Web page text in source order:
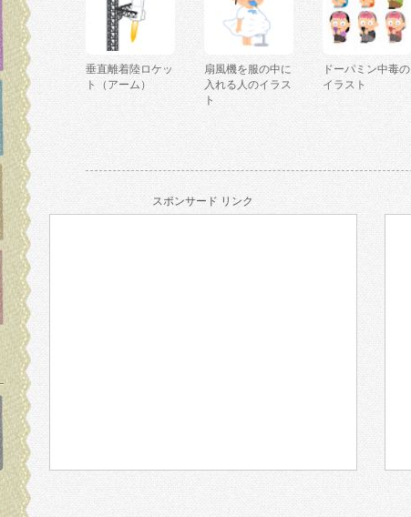
垂直離着陸ロケッ
ト（アーム）
扇風機を服の中に
入れる人のイラス
ト
ドーパミン中毒の
イラスト
スポンサード リンク